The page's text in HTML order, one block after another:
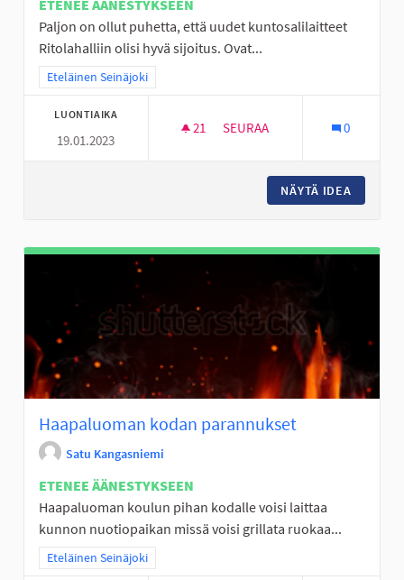
ETENEE ÄÄNESTYKSEEN
Paljon on ollut puhetta, että uudet kuntosalilaitteet
Ritolahalliin olisi hyvä sijoitus. Ovat...
Rajaa tulokset teeman mukaan: Eteläinen Seinäjoki
Eteläinen Seinäjoki
LUONTIAIKA
19.01.2023
21 21 SEURAAJAA
SEURAA 0
NÄYTÄ IDEA
Haapaluoman kodan parannukset
Satu Kangasniemi
ETENEE ÄÄNESTYKSEEN
Haapaluoman koulun pihan kodalle voisi laittaa
kunnon nuotiopaikan missä voisi grillata ruokaa...
Rajaa tulokset teeman mukaan: Eteläinen Seinäjoki
Eteläinen Seinäjoki